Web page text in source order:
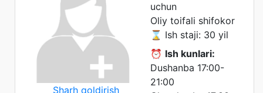
Sharh qoldirish
uchun
Oliy toifali shifokor
⌛ Ish staji: 30 yil
⏰ Ish kunlari:
Dushanba 17:00-
21:00